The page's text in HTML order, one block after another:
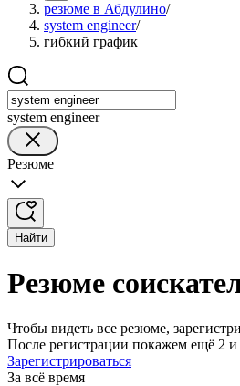
резюме в Абдулино/
system engineer/
гибкий график
system engineer
Резюме
Найти
Резюме
Чтобы видеть все резюме,
После регистрации покажем ещё 2
Зарегистрироваться
За всё время